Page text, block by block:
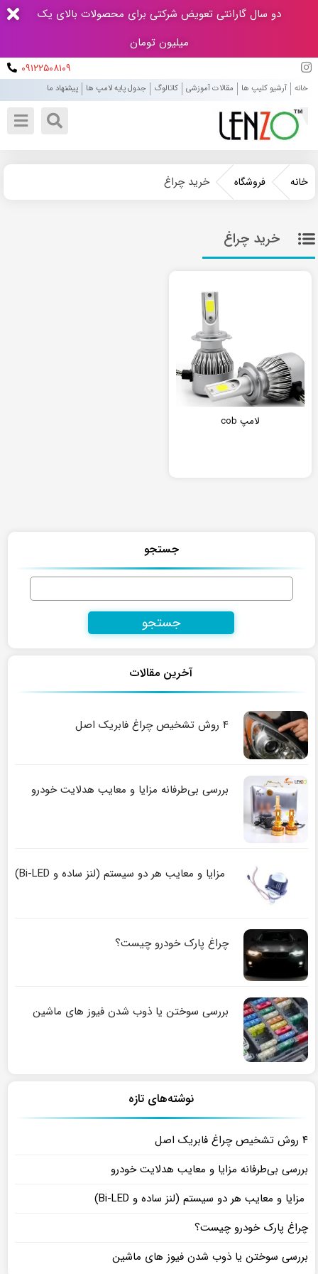
دو سال گارانتی تعویض شرکتی برای محصولات بالای یک
میلیون تومان
۰۹۱۲۲۵۰۸۱۰۹
خانه آرشیو کلیپ ها مقالات آموزشی کاتالوگ جدول پایه لامپ ها پیشنهاد ما
خانه فروشگاه خرید چراغ
خرید چراغ
لامپ cob
جستجو
جستجو
آخرین مقالات
۴ روش تشخیص چراغ فابریک اصل
بررسی بی‌طرفانه مزایا و معایب هدلایت خودرو
مزایا و معایب هر دو سیستم (لنز ساده و Bi-LED)
چراغ پارک خودرو چیست؟
بررسی سوختن یا ذوب شدن فیوز های ماشین
نوشته‌های تازه
۴ روش تشخیص چراغ فابریک اصل
بررسی بی‌طرفانه مزایا و معایب هدلایت خودرو
مزایا و معایب هر دو سیستم (لنز ساده و Bi-LED)
چراغ پارک خودرو چیست؟
بررسی سوختن یا ذوب شدن فیوز های ماشین